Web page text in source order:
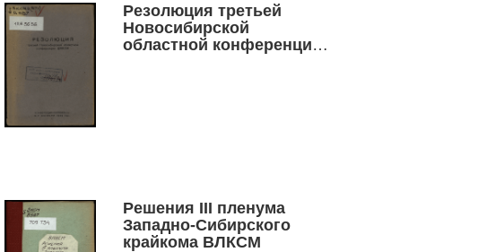
Резолюция третьей
Новосибирской
областной конференции
Решения III пленума
Западно-Сибирского
крайкома ВЛКСМ